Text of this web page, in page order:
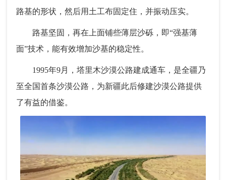
路基的形状，然后用土工布固定住，并振动压实。
路基坚固，再在上面铺些薄层沙砾，即“强基薄
面”技术，能有效增加沙基的稳定性。
1995年9月，塔里木沙漠公路建成通车，是全疆乃
至全国首条沙漠公路，为新疆此后修建沙漠公路提供
了有益的借鉴。